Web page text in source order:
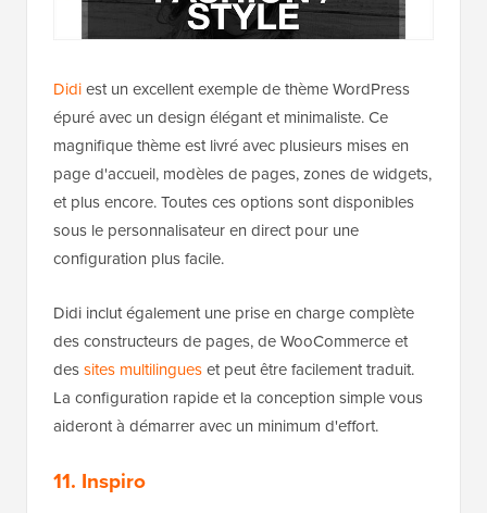
Didiest un excellent exemple de thème WordPress
épuré avec un design élégant et minimaliste. Ce
magnifique thème est livré avec plusieurs mises en
page d'accueil, modèles de pages, zones de widgets,
et plus encore. Toutes ces options sont disponibles
sous le personnalisateur en direct pour une
configuration plus facile.
Didi inclut également une prise en charge complète
des constructeurs de pages, de WooCommerce et
dessites multilingueset peut être facilement traduit.
La configuration rapide et la conception simple vous
aideront à démarrer avec un minimum d'effort.
11. Inspiro